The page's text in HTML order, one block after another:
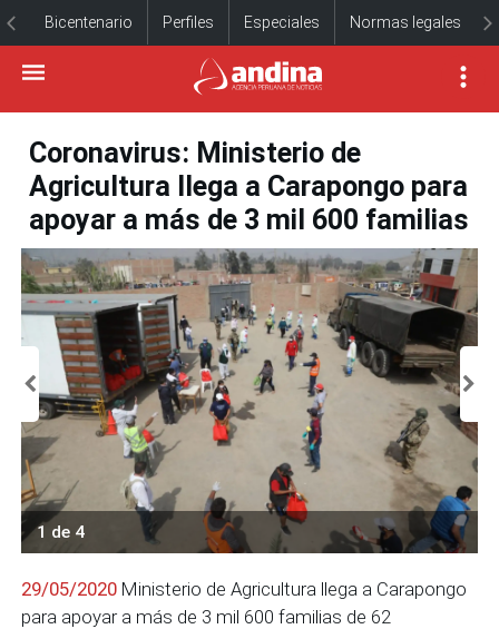
Bicentenario Perfiles Especiales Normas legales
Coronavirus: Ministerio de
Agricultura llega a Carapongo para
apoyar a más de 3 mil 600 familias
1 de 4
29/05/2020 Ministerio de Agricultura llega a Carapongo
para apoyar a más de 3 mil 600 familias de 62